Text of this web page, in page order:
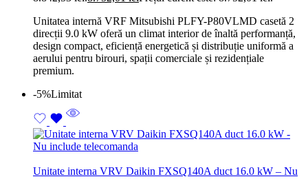
Unitatea internă VRF Mitsubishi PLFY-P80VLMD casetă 2
direcții 9.0 kW oferă un climat interior de înaltă performanță,
design compact, eficiență energetică și distribuție uniformă a
aerului pentru birouri, spații comerciale și rezidențiale
premium.
-5%Limitat
Unitate interna VRV Daikin FXSQ140A duct 16.0 kW – Nu